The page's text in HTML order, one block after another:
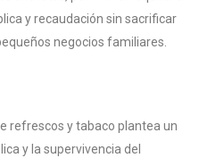
y recaudación sin sacrificar
negocios familiares.
refrescos y tabaco plantea un
y la supervivencia del